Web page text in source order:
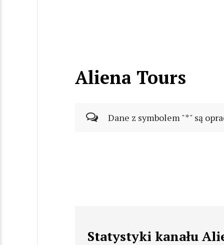
Aliena Tours
Dane z symbolem "*" są
Statystyki kanału